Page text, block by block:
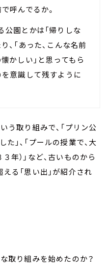
呼んでるか。
園とかは「帰りしな
、「あった、こんな名前
かしい」と思ってもら
を意識して残すように
う取り組みで、「プリン公
」、「プールの授業で、大
年）」など、古いものから
る「思い出」が紹介され
取り組みを始めたのか？